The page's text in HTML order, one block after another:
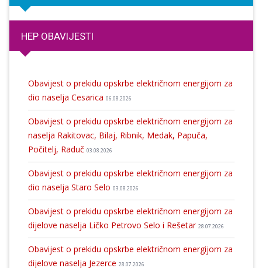
HEP OBAVIJESTI
Obavijest o prekidu opskrbe električnom energijom za
dio naselja Cesarica 06.08.2026
Obavijest o prekidu opskrbe električnom energijom za
naselja Rakitovac, Bilaj, Ribnik, Medak, Papuča,
Počitelj, Raduč 03.08.2026
Obavijest o prekidu opskrbe električnom energijom za
dio naselja Staro Selo 03.08.2026
Obavijest o prekidu opskrbe električnom energijom za
dijelove naselja Ličko Petrovo Selo i Rešetar 28.07.2026
Obavijest o prekidu opskrbe električnom energijom za
dijelove naselja Jezerce 28.07.2026